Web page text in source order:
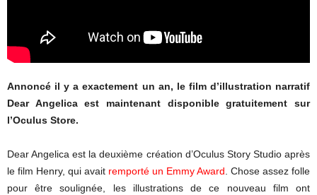
Annoncé il y a exactement un an, le film d’illustration narratif
Dear Angelica est maintenant disponible gratuitement sur
l’Oculus Store.
Dear Angelica est la deuxième création d’Oculus Story Studio après
le film Henry, qui avait remporté un Emmy Award . Chose assez folle
pour être soulignée, les illustrations de ce nouveau film ont